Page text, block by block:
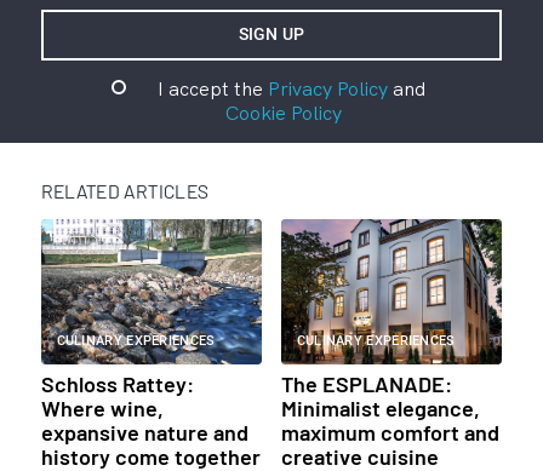
I accept the Privacy Policyand
Cookie Policy
RELATED ARTICLES
CULINARY EXPERIENCES
Schloss Rattey:
Where wine,
expansive nature and
history come together
CULINARY EXPERIENCES
The ESPLANADE:
Minimalist elegance,
maximum comfort and
creative cuisine